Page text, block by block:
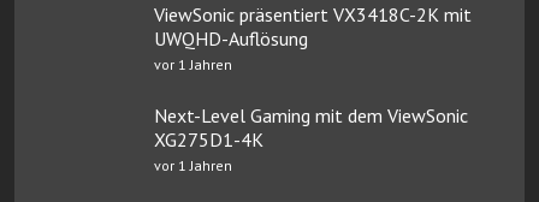
ViewSonic präsentiert VX3418C-2K mit
UWQHD-Auflösung
vor 1 Jahren
Next-Level Gaming mit dem ViewSonic
XG275D1-4K
vor 1 Jahren